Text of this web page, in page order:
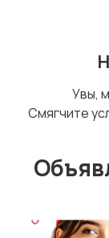
Увы,
Смягчите